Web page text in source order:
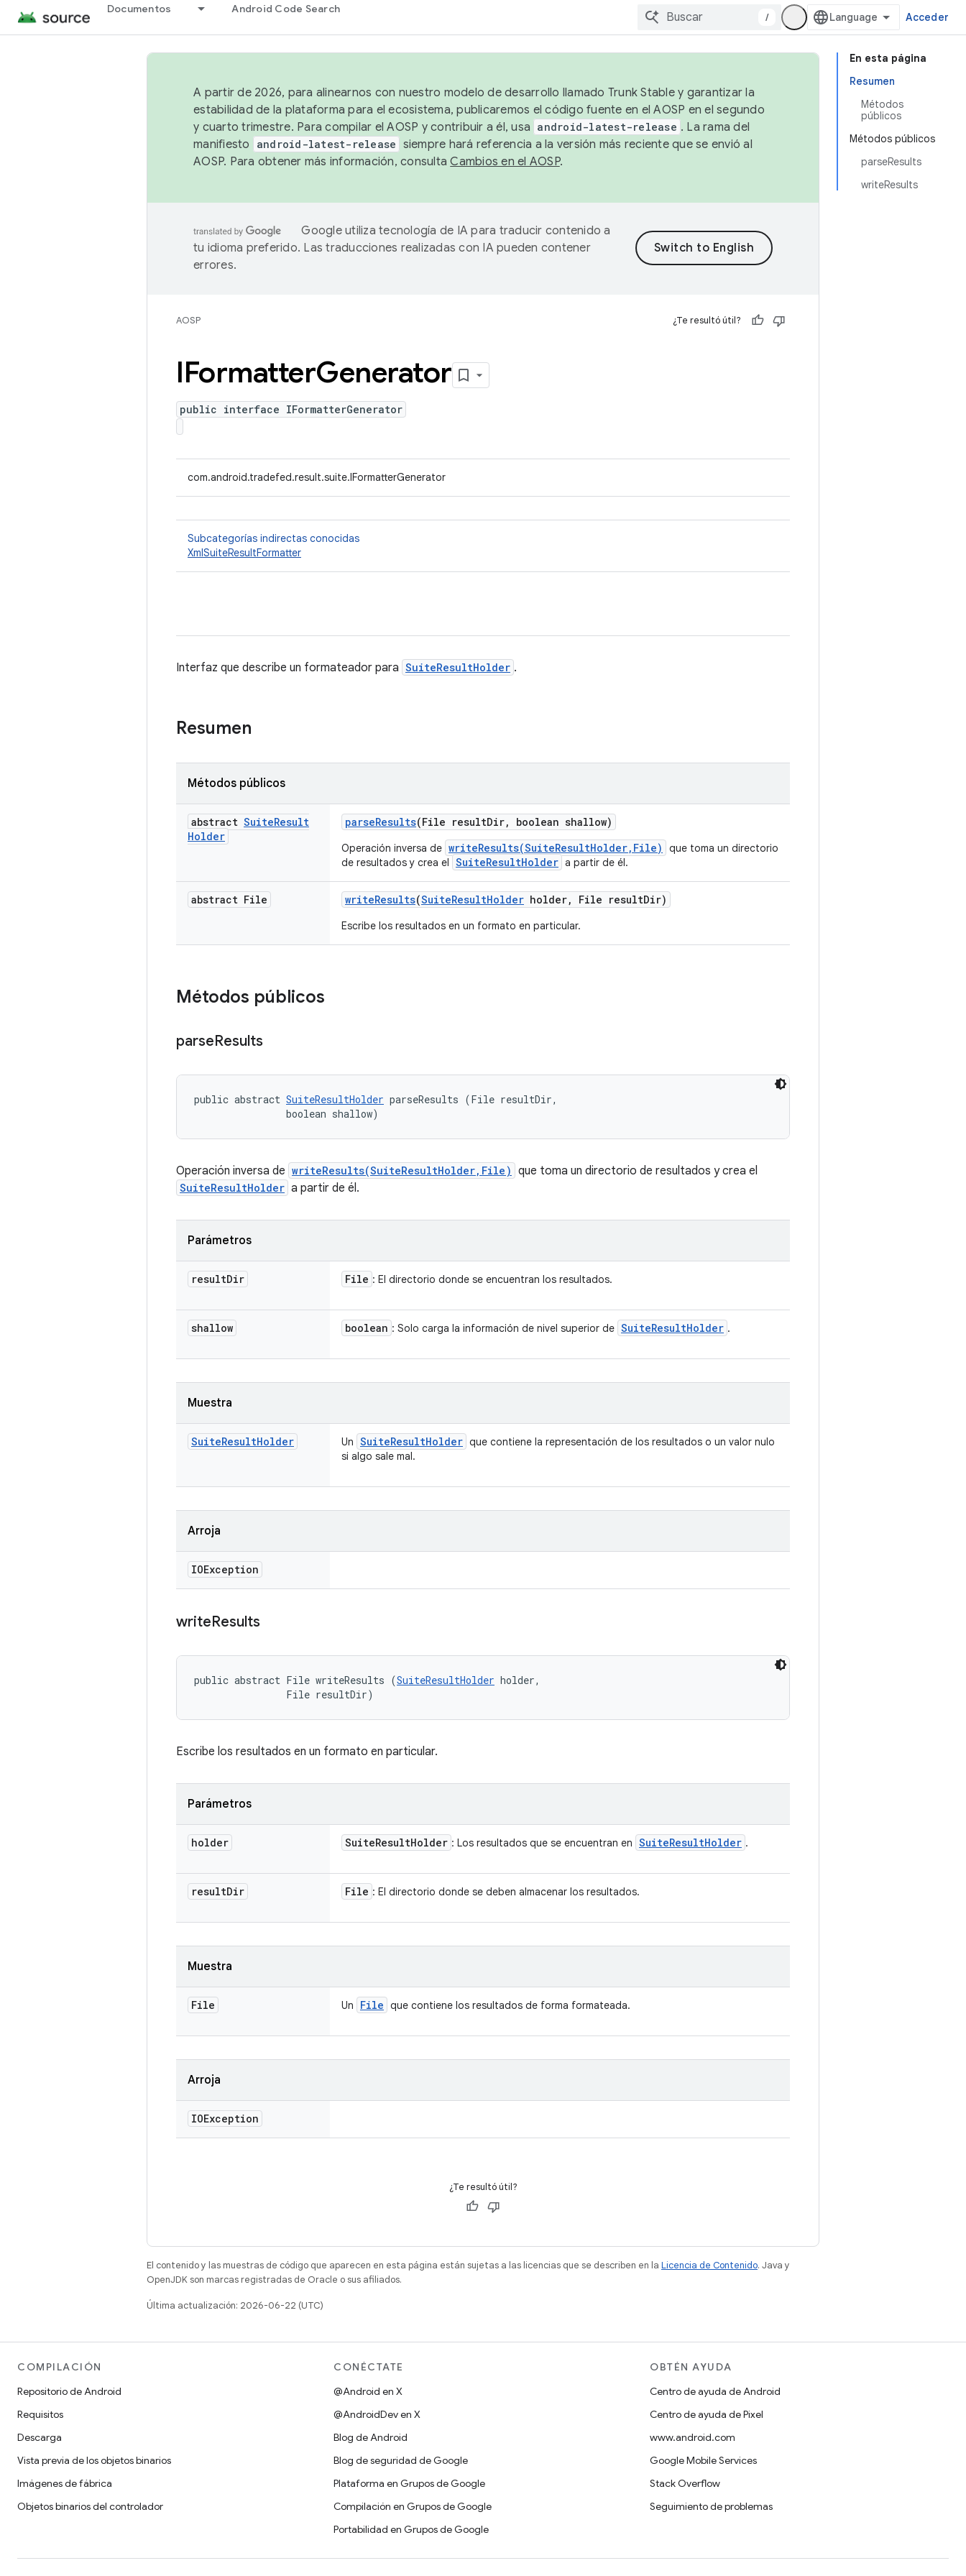
Documentos Android Code Search
/ Acceder
En esta página
Resumen
Métodos
públicos
Métodos públicos
parseResults
writeResults
A partir de 2026, para alinearnos con nuestro modelo de desarrollo llamado Trunk Stable y garantizar la
estabilidad de la plataforma para el ecosistema, publicaremos el código fuente en el AOSP en el segundo
y cuarto trimestre. Para compilar el AOSP y contribuir a él, usa android-latest-release . La rama del
manifiesto
android-latest-release siempre hará referencia a la versión más reciente que se envió al
AOSP. Para obtener más información, consultaCambios en el AOSP.
Google utiliza tecnología de IA para traducir contenido a
tu idioma preferido. Las traducciones realizadas con IA pueden contener
errores.
AOSP ¿Te resultó útil?
IFormatterGenerator
public interface IFormatterGenerator
com.android.tradefed.result.suite.IFormatterGenerator
Subcategorías indirectas conocidas
XmlSuiteResultFormatter
Interfaz que describe un formateador para SuiteResultHolder .
Resumen
Métodos públicos
abstract SuiteResult
Holder
parseResults(File resultDir, boolean shallow)
Operación inversa de writeResults(SuiteResultHolder,File)
que toma un directorio
de resultados y crea el SuiteResultHolder a partir de él.
abstract File writeResults(SuiteResultHolder holder, File resultDir)
Escribe los resultados en un formato en particular.
Métodos públicos
parseResults
public abstract SuiteResultHolder parseResults (File resultDir,
                boolean shallow)
Operación inversa de writeResults(SuiteResultHolder,File) que toma un directorio de resultados y crea el
SuiteResultHolder a partir de él.
Parámetros
resultDir File : El directorio donde se encuentran los resultados.
shallow boolean : Solo carga la información de nivel superior de SuiteResultHolder .
Muestra
SuiteResultHolder Un SuiteResultHolder que contiene la representación de los resultados o un valor nulo
si algo sale mal.
Arroja
IOException
writeResults
public abstract File writeResults (SuiteResultHolder holder,
                File resultDir)
Escribe los resultados en un formato en particular.
Parámetros
holder SuiteResultHolder : Los resultados que se encuentran en SuiteResultHolder .
resultDir File : El directorio donde se deben almacenar los resultados.
Muestra
File Un File que contiene los resultados de forma formateada.
Arroja
IOException
¿Te resultó útil?
El contenido y las muestras de código que aparecen en esta página están sujetas a las licencias que se describen en la Licencia de Contenido. Java y
OpenJDK son marcas registradas de Oracle o sus afiliados.
Última actualización: 2026-06-22 (UTC)
COMPILACIÓN
Repositorio de Android
Requisitos
Descarga
Vista previa de los objetos binarios
Imágenes de fábrica
Objetos binarios del controlador
CONÉCTATE
@Android en X
@AndroidDev en X
Blog de Android
Blog de seguridad de Google
Plataforma en Grupos de Google
Compilación en Grupos de Google
Portabilidad en Grupos de Google
OBTÉN AYUDA
Centro de ayuda de Android
Centro de ayuda de Pixel
www.android.com
Google Mobile Services
Stack Overflow
Seguimiento de problemas